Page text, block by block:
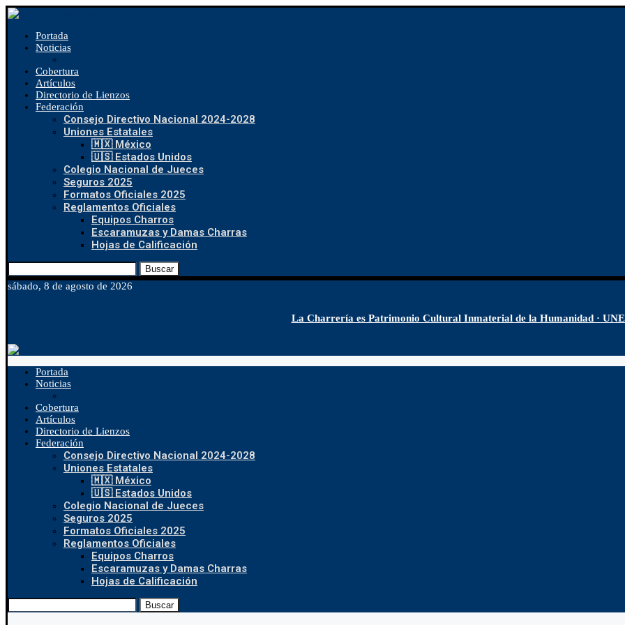
Portada
Noticias
Cobertura
Artículos
Directorio de Lienzos
Federación
Consejo Directivo Nacional 2024-2028
Uniones Estatales
🇲🇽 México
🇺🇸 Estados Unidos
Colegio Nacional de Jueces
Seguros 2025
Formatos Oficiales 2025
Reglamentos Oficiales
Equipos Charros
Escaramuzas y Damas Charras
Hojas de Calificación
Buscar
sábado, 8 de agosto de 2026
La Charrería es Patrimonio Cultural Inmaterial de la Humanidad ·
Portada
Noticias
Cobertura
Artículos
Directorio de Lienzos
Federación
Consejo Directivo Nacional 2024-2028
Uniones Estatales
🇲🇽 México
🇺🇸 Estados Unidos
Colegio Nacional de Jueces
Seguros 2025
Formatos Oficiales 2025
Reglamentos Oficiales
Equipos Charros
Escaramuzas y Damas Charras
Hojas de Calificación
Buscar